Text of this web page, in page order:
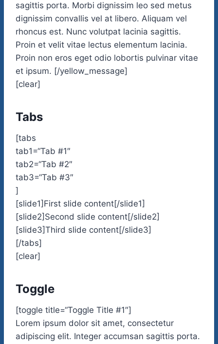
sagittis porta. Morbi dignissim leo sed metus
dignissim convallis vel at libero. Aliquam vel
rhoncus est. Nunc volutpat lacinia sagittis.
Proin et velit vitae lectus elementum lacinia.
Proin non eros eget odio lobortis pulvinar vitae
et ipsum. [/yellow_message]
[clear]
Tabs
[tabs
tab1=“Tab #1″
tab2=“Tab #2″
tab3=“Tab #3″
]
[slide1]First slide content[/slide1]
[slide2]Second slide content[/slide2]
[slide3]Third slide content[/slide3]
[/tabs]
[clear]
Toggle
[toggle title=“Toggle Title #1″]
Lorem ipsum dolor sit amet, consectetur
adipiscing elit. Integer accumsan sagittis porta.